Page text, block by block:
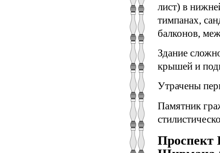
лист) в
тимпанах,
балконов,
Здание
крышей и
Утрачены
Памятник
Проспект